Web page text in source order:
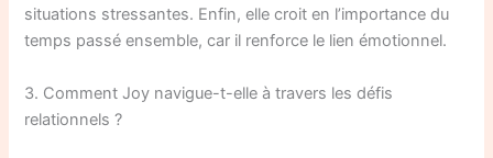
situations stressantes. Enfin, elle croit en l’importance du
temps passé ensemble, car il renforce le lien émotionnel.
3. Comment Joy navigue-t-elle à travers les défis
relationnels ?